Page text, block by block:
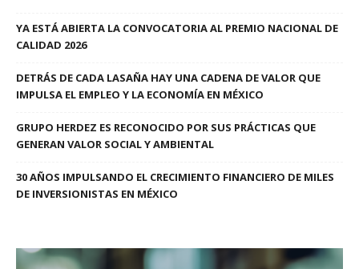
YA ESTÁ ABIERTA LA CONVOCATORIA AL PREMIO NACIONAL DE
CALIDAD 2026
DETRÁS DE CADA LASAÑA HAY UNA CADENA DE VALOR QUE
IMPULSA EL EMPLEO Y LA ECONOMÍA EN MÉXICO
GRUPO HERDEZ ES RECONOCIDO POR SUS PRÁCTICAS QUE
GENERAN VALOR SOCIAL Y AMBIENTAL
30 AÑOS IMPULSANDO EL CRECIMIENTO FINANCIERO DE MILES
DE INVERSIONISTAS EN MÉXICO